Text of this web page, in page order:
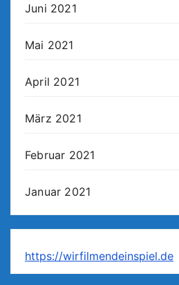
Juni 2021
Mai 2021
April 2021
März 2021
Februar 2021
Januar 2021
https://wirfilmendeinspiel.de